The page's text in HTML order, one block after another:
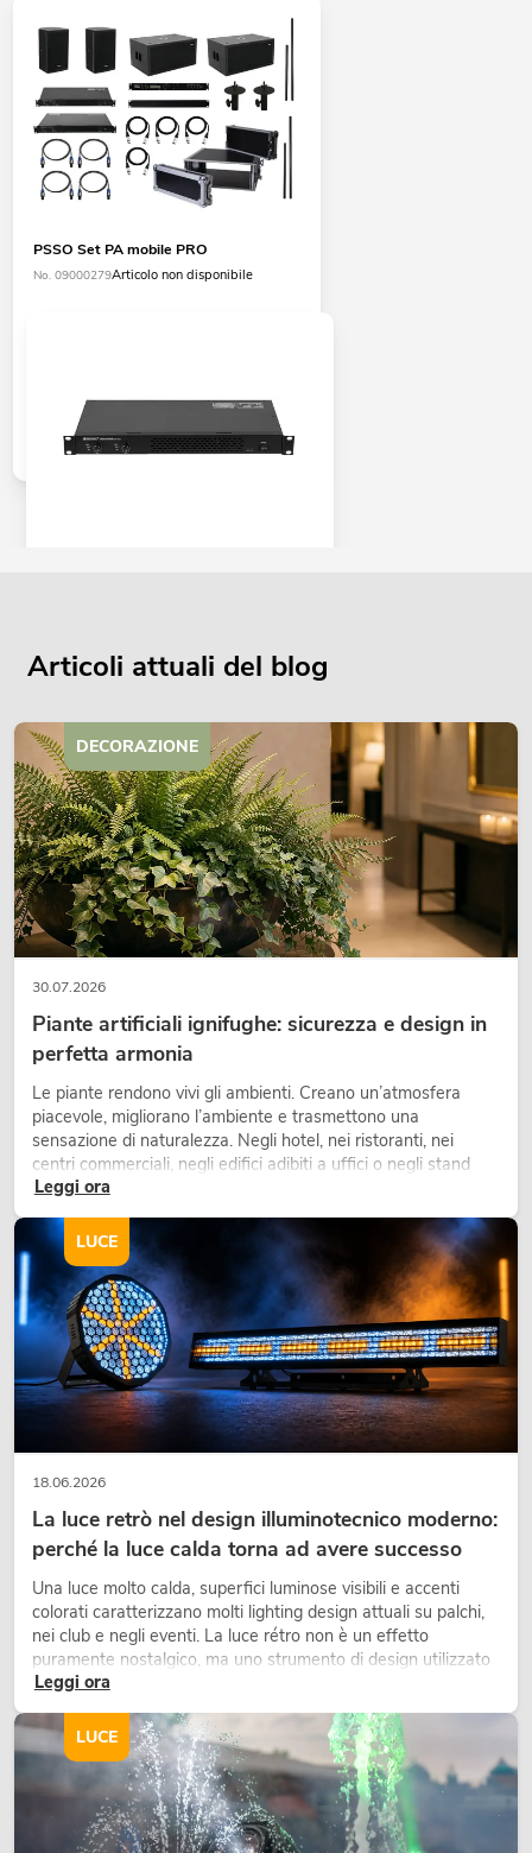
PSSO Set PA mobile PRO
No. 09000279Articolo non disponibile
345,00€
di classe D
No. 10451636
La giacenza è di circa 12 sett.
549,00€
No. 20000456Articolo non disponibile
Articoli attuali del blog
30.07.2026
Piante artificiali ignifughe: sicurezza e design in
perfetta armonia
Le piante rendono vivi gli ambienti. Creano un’atmosfera
piacevole, migliorano l’ambiente e trasmettono una
sensazione di naturalezza. Negli hotel, nei ristoranti, nei
centri commerciali, negli edifici adibiti a uffici o negli stand
fieristici, una vegetazione di alta qualità è ormai parte
Leggi ora
DECORAZIONE
18.06.2026
La luce retrò nel design illuminotecnico moderno:
perché la luce calda torna ad avere successo
Una luce molto calda, superfici luminose visibili e accenti
colorati caratterizzano molti lighting design attuali su palchi,
nei club e negli eventi. La luce rétro non è un effetto
puramente nostalgico, ma uno strumento di design utilizzato
in modo consapevole: crea atmosfera, dona carattere alle
Leggi ora
LUCE
LUCE